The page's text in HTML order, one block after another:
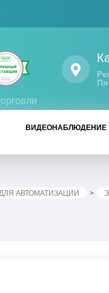
ВИДЕОНАБЛЮДЕНИЕ
АВТОМАТИЗАЦИИ